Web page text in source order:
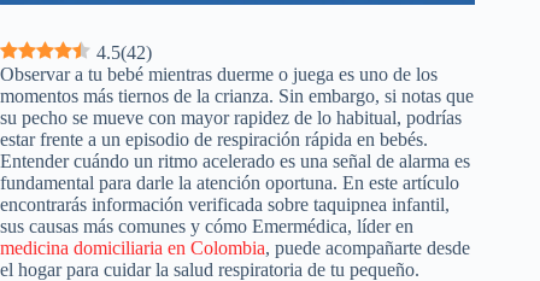
4.5(42)
Observar a tu bebé mientras duerme o juega es uno de los
momentos más tiernos de la crianza. Sin embargo, si notas que
su pecho se mueve con mayor rapidez de lo habitual, podrías
estar frente a un episodio de respiración rápida en bebés.
Entender cuándo un ritmo acelerado es una señal de alarma es
fundamental para darle la atención oportuna. En este artículo
encontrarás información verificada sobre taquipnea infantil,
sus causas más comunes y cómo Emermédica, líder en
medicina domiciliaria en Colombia, puede acompañarte desde
el hogar para cuidar la salud respiratoria de tu pequeño.